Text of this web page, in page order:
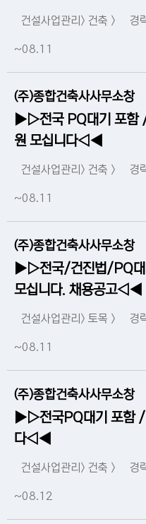
건설사업관리> 건축 > 경
~08.11
(주)종합건축사사무소창
▶▷전국 PQ대기 포함
원 모십니다◁◀
건설사업관리> 건축 > 경
~08.11
(주)종합건축사사무소창
▶▷전국/건진법/PQ대
모십니다. 채용공고◁◀
건설사업관리> 토목 > 경
~08.11
(주)종합건축사사무소창
▶▷전국PQ대기 포함 /
다◁◀
건설사업관리> 건축 > 경
~08.12